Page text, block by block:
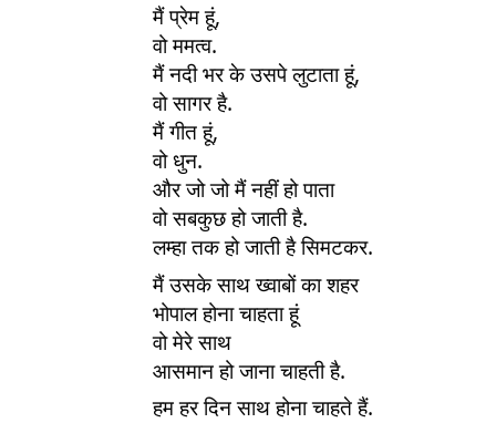
मैं प्रेम हूं,
वो ममत्व.
मैं नदी भर के उसपे लुटाता हूं,
वो सागर है.
मैं गीत हूं,
वो धुन.
और जो जो मैं नहीं हो पाता
वो सबकुछ हो जाती है.
लम्हा तक हो जाती है सिमटकर.
मैं उसके साथ ख्वाबों का शहर
भोपाल होना चाहता हूं
वो मेरे साथ
आसमान हो जाना चाहती है.
हम हर दिन साथ होना चाहते हैं.